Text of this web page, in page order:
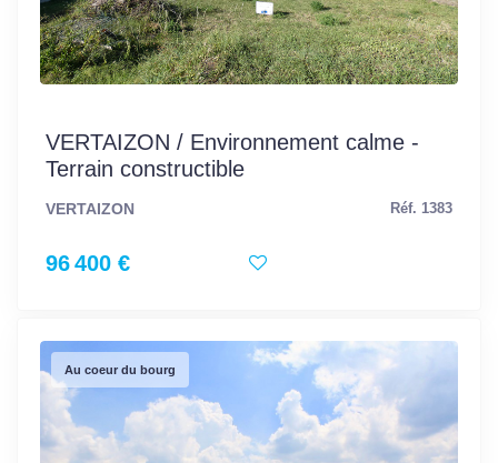
VERTAIZON / Environnement calme -
Terrain constructible
VERTAIZON Réf. 1383
96 400 €
Au coeur du bourg